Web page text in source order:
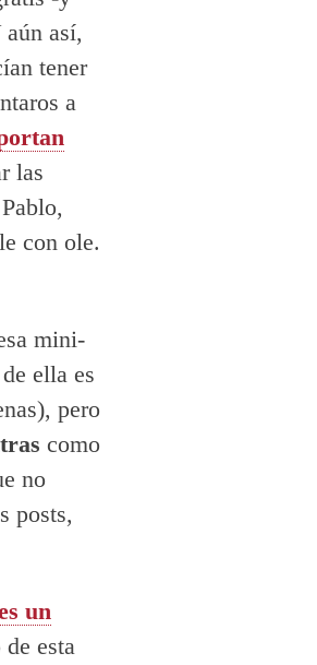
así,
tener
a
las
con ole.
mini-
ella es
pero
como
no
posts,
un
esta